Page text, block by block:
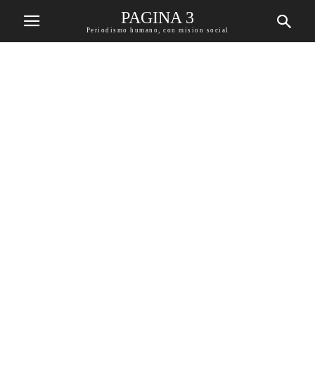
PAGINA 3
Periodismo humano, con mision social